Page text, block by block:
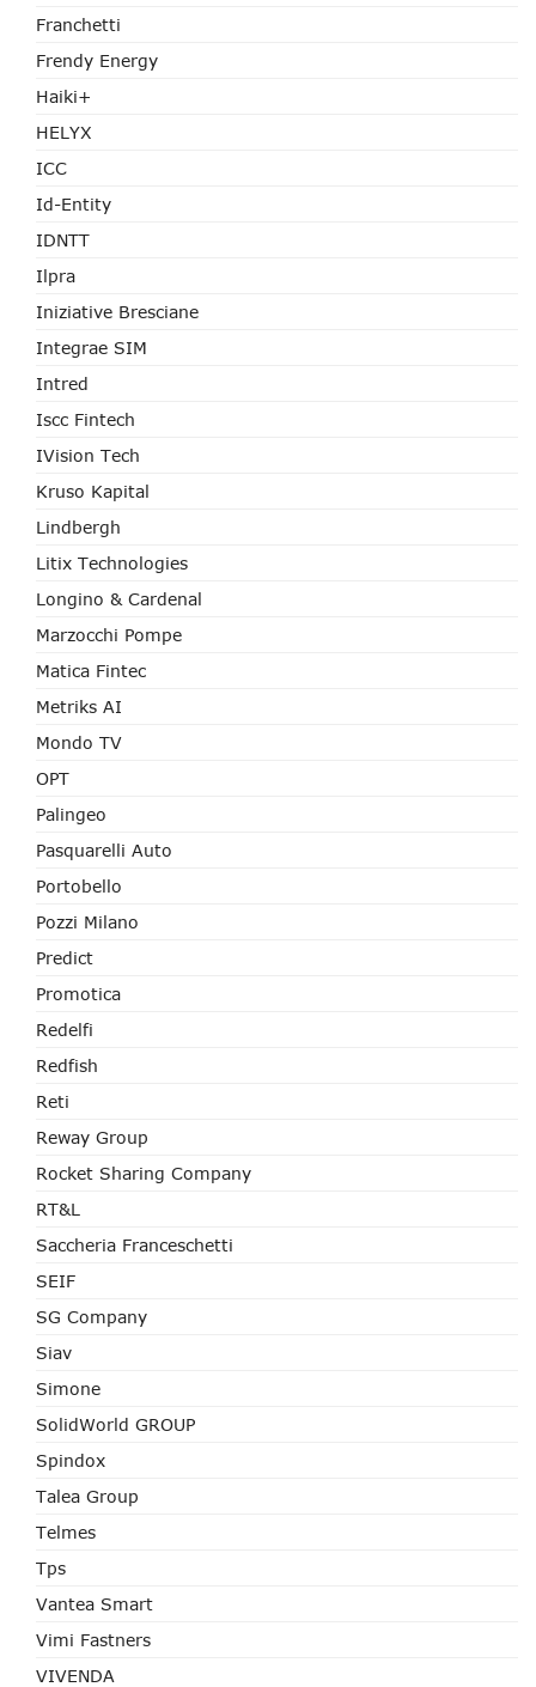
Franchetti
Frendy Energy
Haiki+
HELYX
ICC
Id-Entity
IDNTT
Ilpra
Iniziative Bresciane
Integrae SIM
Intred
Iscc Fintech
IVision Tech
Kruso Kapital
Lindbergh
Litix Technologies
Longino & Cardenal
Marzocchi Pompe
Matica Fintec
Metriks AI
Mondo TV
OPT
Palingeo
Pasquarelli Auto
Portobello
Pozzi Milano
Predict
Promotica
Redelfi
Redfish
Reti
Reway Group
Rocket Sharing Company
RT&L
Saccheria Franceschetti
SEIF
SG Company
Siav
Simone
SolidWorld GROUP
Spindox
Talea Group
Telmes
Tps
Vantea Smart
Vimi Fastners
VIVENDA